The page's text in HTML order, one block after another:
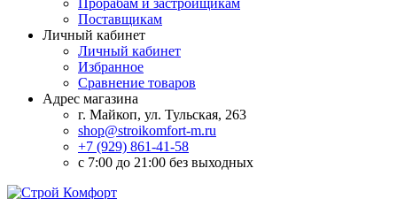
Поставщикам
Личный кабинет
Личный кабинет
Избранное
Сравнение товаров
Адрес магазина
г. Майкоп, ул. Тульская, 263
shop@stroikomfort-m.ru
+7 (929) 861-41-58
с 7:00 до 21:00 без выходных